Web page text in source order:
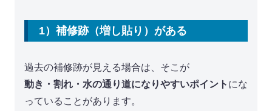
1）補修跡（増し貼り）がある
過去の補修跡が見える場合は、そこが
動き・割れ・水の通り道になりやすいポイント にな
っていることがあります。